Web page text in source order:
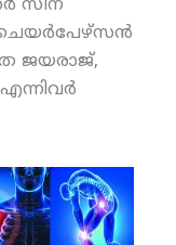
സീന
ജയരാജ്,